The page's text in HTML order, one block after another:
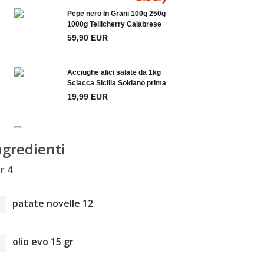
4
patate novelle 12
olio evo 15 gr